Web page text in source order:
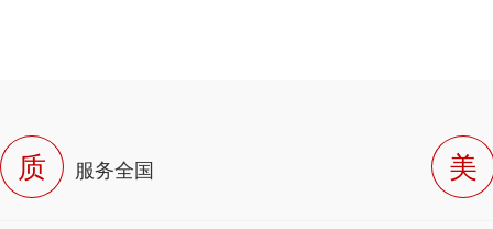
质 服务全国 美